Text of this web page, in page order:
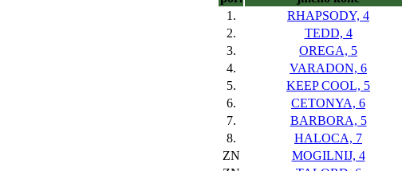
1.
RHAPSODY, 4
2.
TEDD, 4
3.
OREGA, 5
4.
VARADON, 6
5.
KEEP COOL, 5
6.
CETONYA, 6
7.
BARBORA, 5
8.
HALOCA, 7
ZN
MOGILNIJ, 4